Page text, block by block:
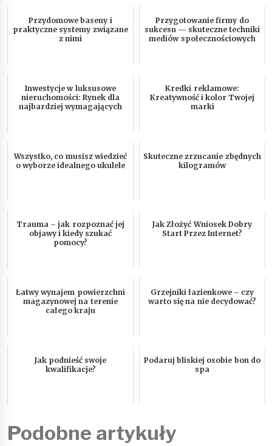
Przydomowe baseny i
praktyczne systemy związane
z nimi
Przygotowanie firmy do
sukcesu — skuteczne techniki
mediów społecznościowych
Inwestycje w luksusowe
nieruchomości: Rynek dla
najbardziej wymagających
Kredki reklamowe:
Kreatywność i kolor Twojej
marki
Wszystko, co musisz wiedzieć
o wyborze idealnego ukulele
Skuteczne zrzucanie zbędnych
kilogramów
Trauma – jak rozpoznać jej
objawy i kiedy szukać
pomocy?
Jak Złożyć Wniosek Dobry
Start Przez Internet?
Łatwy wynajem powierzchni
magazynowej na terenie
całego kraju
Grzejniki łazienkowe – czy
warto się na nie decydować?
Jak podnieść swoje
kwalifikacje?
Podaruj bliskiej osobie bon do
spa
Podobne artykuły